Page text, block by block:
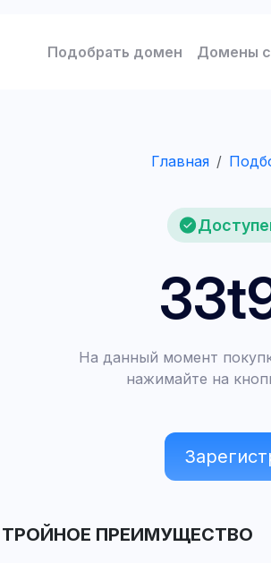
Подобрать домен Домены
Главная
На данный момент
нажимайте на
ТРОЙНОЕ ПРЕИМУЩЕСТВО